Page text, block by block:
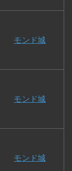
モンド城
モンド城
モンド城